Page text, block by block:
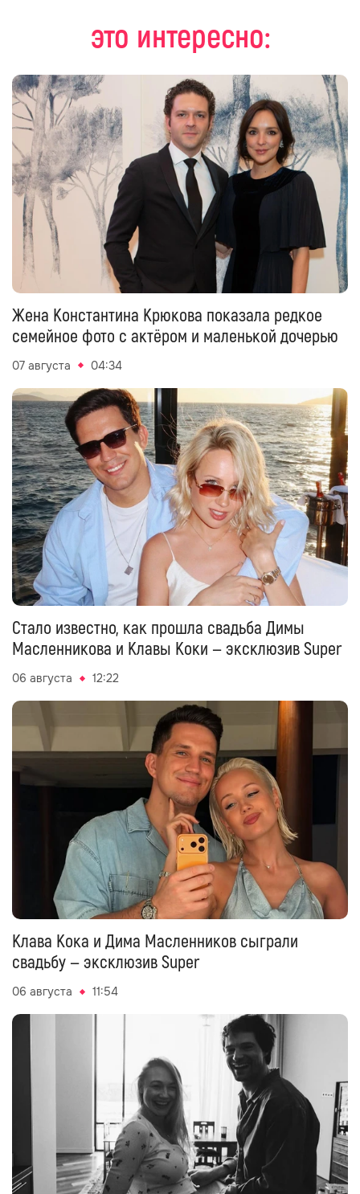
это интересно:
Жена Константина Крюкова показала редкое
семейное фото с актёром и маленькой дочерью
07 августа 04:34
Стало известно, как прошла свадьба Димы
Масленникова и Клавы Коки — эксклюзив Super
06 августа 12:22
Клава Кока и Дима Масленников сыграли
свадьбу — эксклюзив Super
06 августа 11:54